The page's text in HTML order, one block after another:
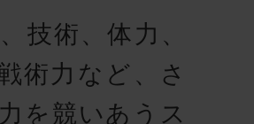
技術、体力、
術力など、さ
を競いあうス